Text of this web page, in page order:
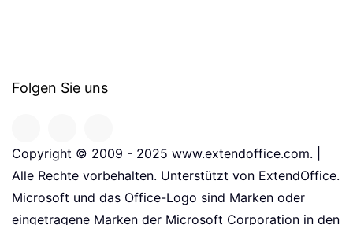
Folgen Sie uns
Copyright © 2009 - 2025 www.extendoffice.com. |
Alle Rechte vorbehalten. Unterstützt von ExtendOffice.
Microsoft und das Office-Logo sind Marken oder
eingetragene Marken der Microsoft Corporation in den